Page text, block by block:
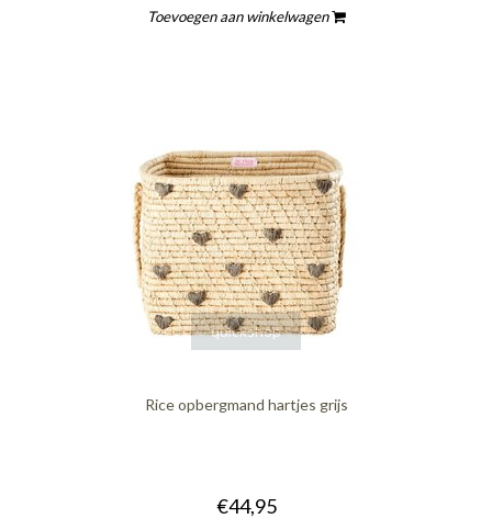
Toevoegen aan winkelwagen
quickshop
Rice opbergmand hartjes grijs
€44,95